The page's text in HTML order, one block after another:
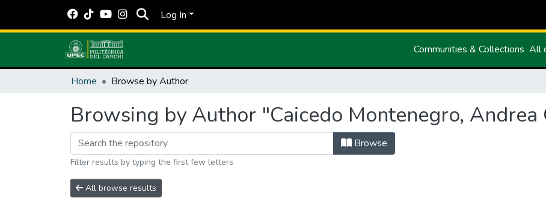
Log In
Communities & Collections All
Home Browse by Author
Browsing by Author "Caicedo Montenegro, Andrea
Browse
Filter results by typing the first few letters
All browse results